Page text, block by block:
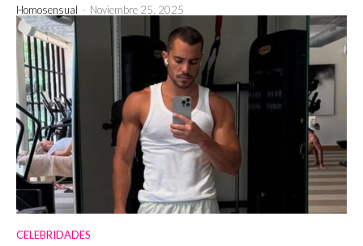
Homosensual - Noviembre 25, 2025
CELEBRIDADES